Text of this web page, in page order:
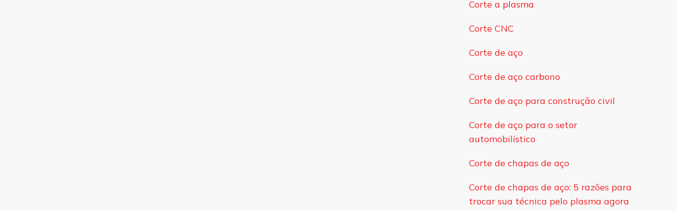
Corte a plasma
Corte CNC
Corte de aço
Corte de aço carbono
Corte de aço para construção civil
Corte de aço para o setor
automobilístico
Corte de chapas de aço
Corte de chapas de aço: 5 razões para
trocar sua técnica pelo plasma agora